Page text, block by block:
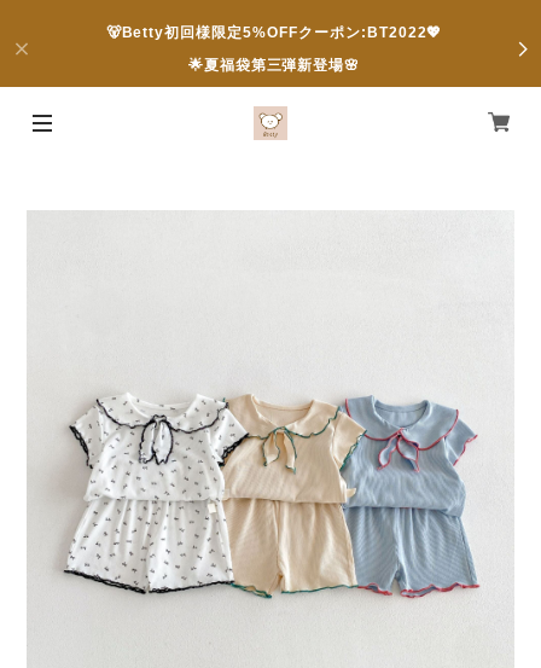
🐻Betty初回様限定5%OFFクーポン:BT2022💖
🌟夏福袋第三弾新登場🌸